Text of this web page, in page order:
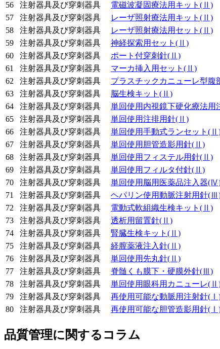
56
注射器具及び穿刺器具 電磁波凝固療法用キット (Ⅱ)
57
注射器具及び穿刺器具 レーザ照射療法用キット (Ⅱ)
58
注射器具及び穿刺器具 レーザ照射療法用セット (Ⅱ)
59
注射器具及び穿刺器具 神経探索用セット (Ⅱ)
60
注射器具及び穿刺器具 ポート付穿刺針(Ⅱ)
61
注射器具及び穿刺器具 マーカ挿入用セット (Ⅱ)
62
注射器具及び穿刺器具 プラスチックカニューレ型腹
63
注射器具及び穿刺器具 脳生検キット (Ⅱ)
64
注射器具及び穿刺器具 単回使用内視鏡下硬化療法用
65
注射器具及び穿刺器具 単回使用注排用針(Ⅱ)
66
注射器具及び穿刺器具 単回使用手動式ランセット
67
注射器具及び穿刺器具 単回使用胆管造影用針(Ⅱ)
68
注射器具及び穿刺器具 単回使用フィステル用針(Ⅱ)
69
注射器具及び穿刺器具 単回使用フィルタ付針(Ⅱ)
70
注射器具及び穿刺器具 単回使用脳用医薬品注入器
71
注射器具及び穿刺器具 ヘパリン使用動脈注射用針
72
注射器具及び穿刺器具 電動式軟組織生検キット (Ⅱ)
73
注射器具及び穿刺器具 透析用留置針(Ⅱ)
74
注射器具及び穿刺器具 腎臓生検キット (Ⅱ)
75
注射器具及び穿刺器具 経膣薬液注入針(Ⅱ)
76
注射器具及び穿刺器具 単回使用先丸針(Ⅱ)
77
注射器具及び穿刺器具 脊髄くも膜下・硬膜外針(Ⅲ)
78
注射器具及び穿刺器具 単回使用眼科用カニューレ
79
注射器具及び穿刺器具 再使用可能な動脈用注射針
80
注射器具及び穿刺器具 再使用可能な胆管造影用針
品質管理に関するコラム